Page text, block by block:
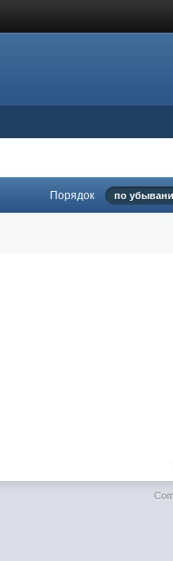
Порядок по